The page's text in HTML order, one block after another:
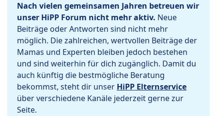
Nach vielen gemeinsamen Jahren betreuen wir
unser HiPP Forum nicht mehr aktiv. Neue
Beiträge oder Antworten sind nicht mehr
möglich. Die zahlreichen, wertvollen Beiträge der
Mamas und Experten bleiben jedoch bestehen
und sind weiterhin für dich zugänglich. Damit du
auch künftig die bestmögliche Beratung
bekommst, steht dir unser HiPP Elternservice
über verschiedene Kanäle jederzeit gerne zur
Seite.